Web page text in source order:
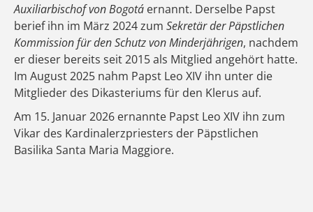
Auxiliarbischof von Bogotá ernannt. Derselbe Papst
berief ihn im März 2024 zum Sekretär der Päpstlichen
Kommission für den Schutz von Minderjährigen, nachdem
er dieser bereits seit 2015 als Mitglied angehört hatte.
Im August 2025 nahm Papst Leo XIV ihn unter die
Mitglieder des Dikasteriums für den Klerus auf.
Am 15. Januar 2026 ernannte Papst Leo XIV ihn zum
Vikar des Kardinalerzpriesters der Päpstlichen
Basilika Santa Maria Maggiore.